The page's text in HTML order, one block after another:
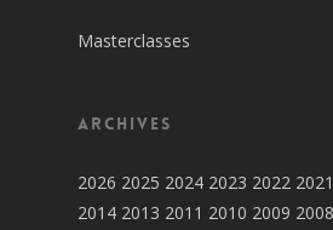
Masterclasses
Archives
2026 2025 2024 2023 2022 2021
2014 2013 2011 2010 2009 2008